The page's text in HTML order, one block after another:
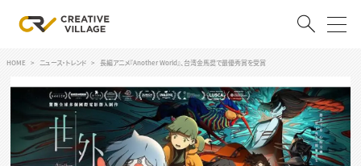
ログイン 会員登録
RECRUIT
HOME ニュース・トレンド 長編アニメ『Another World』、台湾金馬奨で最優秀賞を受賞